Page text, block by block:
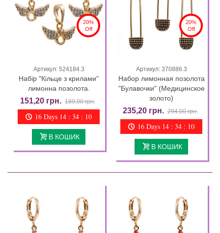
20%
Off
Артикул: 524184.3
Набір "Кільце з крилами"
лимонна позолота.
151,20 грн. 189,00 грн.
16 Days 14 : 34 : 09
В КОШИК
20%
Off
Артикул: 370886.3
Набор лимонная позолота
"Булавочки" (Медицинское
золото)
235,20 грн. 294,00 грн.
16 Days 14 : 34 : 09
В КОШИК